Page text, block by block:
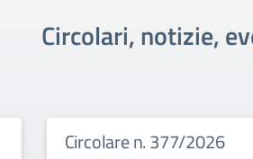
Circolari, notizie,
Circolare n. 377/2026